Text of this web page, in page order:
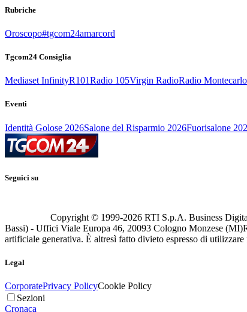
Rubriche
Oroscopo#tgcom24amarcord
Tgcom24 Consiglia
Mediaset InfinityR101Radio 105Virgin RadioRadio Montecarlo
Eventi
Identità Golose 2026Salone del Risparmio 2026Fuorisalone
Seguici su
Copyright © 1999-2026 RTI S.p.A. Business
Bassi) - Uffici Viale Europa 46, 20093 Cologno Monzese (MI)
artificiale generativa. È altresì fatto divieto espresso di
Legal
CorporatePrivacy PolicyCookie Policy
Sezioni
Cronaca